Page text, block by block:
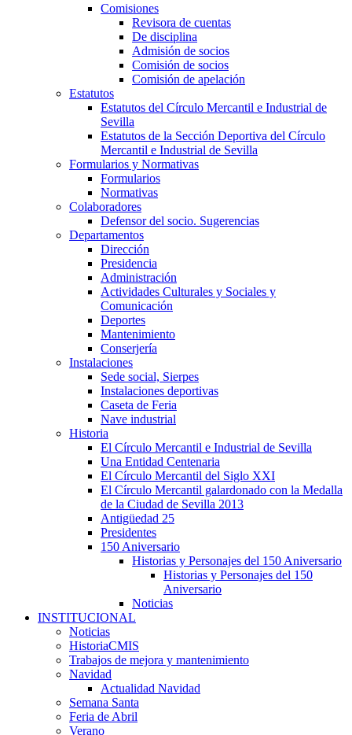
Comisiones
Revisora de cuentas
De disciplina
Admisión de socios
Comisión de socios
Comisión de apelación
Estatutos
Estatutos del Círculo Mercantil e Industrial de
Sevilla
Estatutos de la Sección Deportiva del Círculo
Mercantil e Industrial de Sevilla
Formularios y Normativas
Formularios
Normativas
Colaboradores
Defensor del socio. Sugerencias
Departamentos
Dirección
Presidencia
Administración
Actividades Culturales y Sociales y
Comunicación
Deportes
Mantenimiento
Conserjería
Instalaciones
Sede social, Sierpes
Instalaciones deportivas
Caseta de Feria
Nave industrial
Historia
El Círculo Mercantil e Industrial de Sevilla
Una Entidad Centenaria
El Círculo Mercantil del Siglo XXI
El Círculo Mercantil galardonado con la Medalla
de la Ciudad de Sevilla 2013
Antigüedad 25
Presidentes
150 Aniversario
Historias y Personajes del 150 Aniversario
Historias y Personajes del 150
Aniversario
Noticias
INSTITUCIONAL
Noticias
HistoriaCMIS
Trabajos de mejora y mantenimiento
Navidad
Actualidad Navidad
Semana Santa
Feria de Abril
Verano